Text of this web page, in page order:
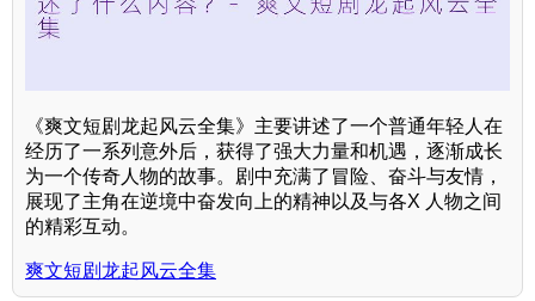
《爽文短剧龙起风云全集》主要讲述了一个普通年轻人在
经历了一系列意外后，获得了强大力量和机遇，逐渐成长
为一个传奇人物的故事。剧中充满了冒险、奋斗与友情，
展现了主角在逆境中奋发向上的精神以及与各X 人物之间
的精彩互动。
爽文短剧龙起风云全集